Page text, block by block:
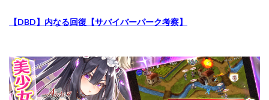
【DBD】内なる回復【サバイバーパーク考察】